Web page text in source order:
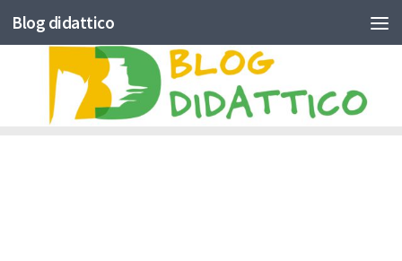
Skip to content
Blog didattico